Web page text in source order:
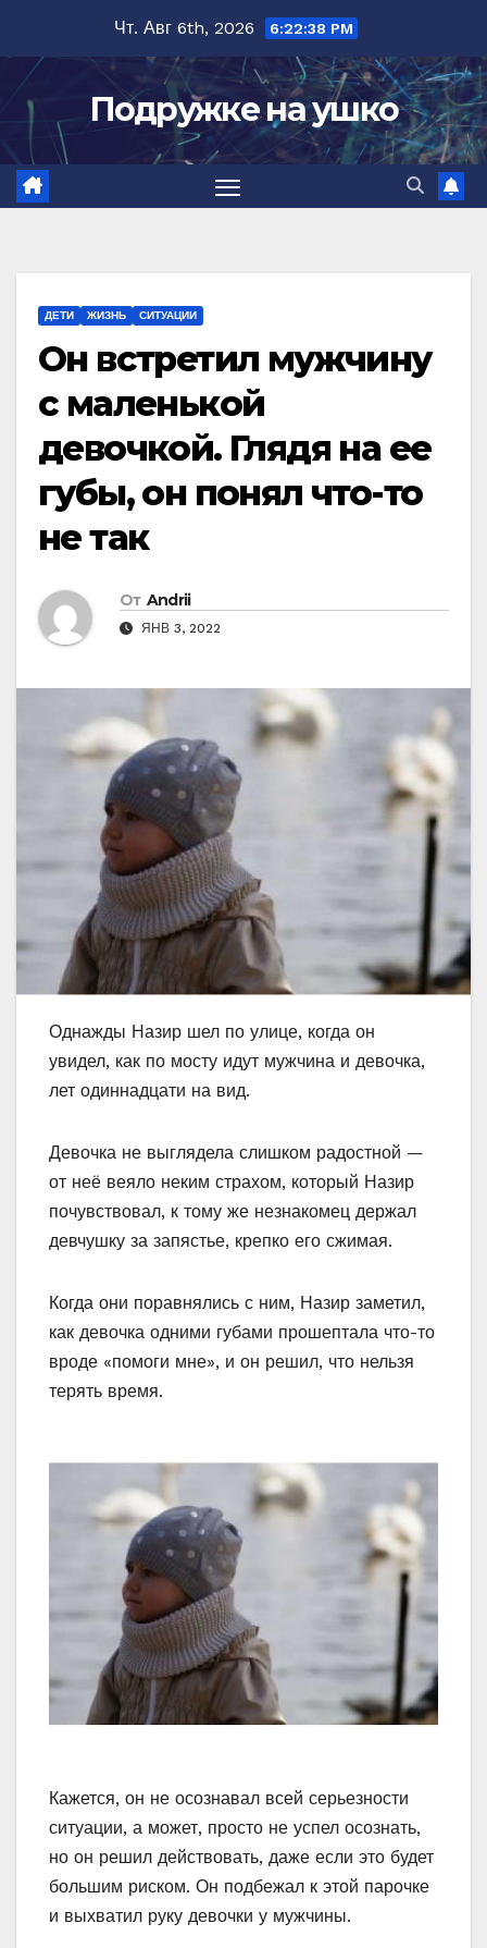
содержимому
Чт. Авг 6th, 2026 6:22:39 PM
Подружке на ушко
ДЕТИ ЖИЗНЬ СИТУАЦИИ
Он встретил мужчину
с маленькой
девочкой. Глядя на ее
губы, он понял что-то
не так
От Andrii
ЯНВ 3, 2022
Однажды Назир шел по улице, когда он
увидел, как по мосту идут мужчина и девочка,
лет одиннадцати на вид.
Девочка не выглядела слишком радостной —
от неё веяло неким страхом, который Назир
почувствовал, к тому же незнакомец держал
девчушку за запястье, крепко его сжимая.
Когда они поравнялись с ним, Назир заметил,
как девочка одними губами прошептала что-то
вроде «помоги мне», и он решил, что нельзя
терять время.
Кажется, он не осознавал всей серьезности
ситуации, а может, просто не успел осознать,
но он решил действовать, даже если это будет
большим риском. Он подбежал к этой парочке
и выхватил руку девочки у мужчины.